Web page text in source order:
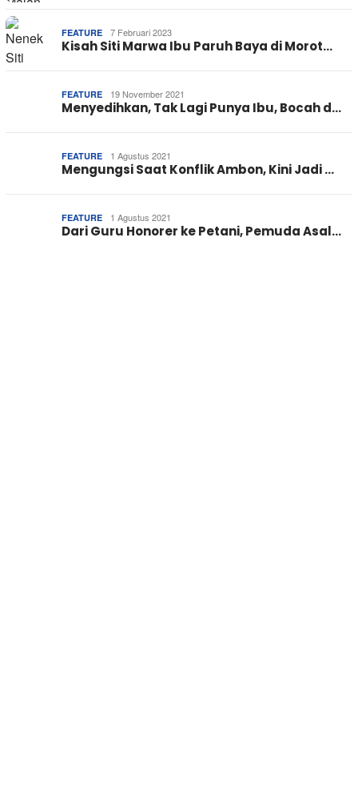
FEATURE 7 Februari 2023
Kisah Siti Marwa Ibu Paruh Baya di Morot…
FEATURE 19 November 2021
Menyedihkan, Tak Lagi Punya Ibu, Bocah d…
FEATURE 1 Agustus 2021
Mengungsi Saat Konflik Ambon, Kini Jadi …
FEATURE 1 Agustus 2021
Dari Guru Honorer ke Petani, Pemuda Asal…